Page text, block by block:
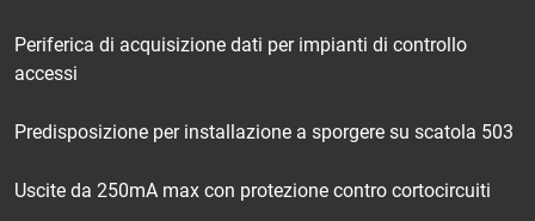
Periferica di acquisizione dati per impianti di controllo
accessi
Predisposizione per installazione a sporgere su scatola 503
Uscite da 250mA max con protezione contro cortocircuiti